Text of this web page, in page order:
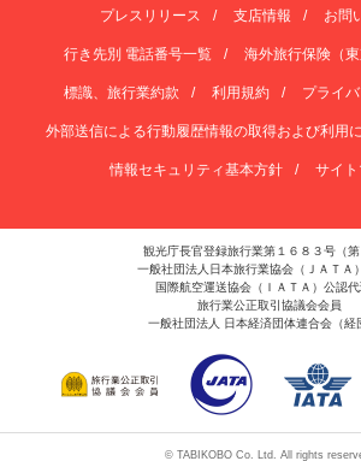
プレスリリース 支店情報 お問
行き先別 電話番号一覧 海外旅行保険（東
標識、旅行業約款 利用規約 プライ
外部送信による行動履歴情報の取得および利用
情報セキュリティ基本方針 サイ
観光庁長官登録旅行業第１６８３号（第
一般社団法人日本旅行業協会（ＪＡＴＡ
国際航空運送協会（ＩＡＴＡ）公認
旅行業公正取引協議会会員
一般社団法人 日本経済団体連合会（経
© TABIKOBO Co. Ltd. All rights